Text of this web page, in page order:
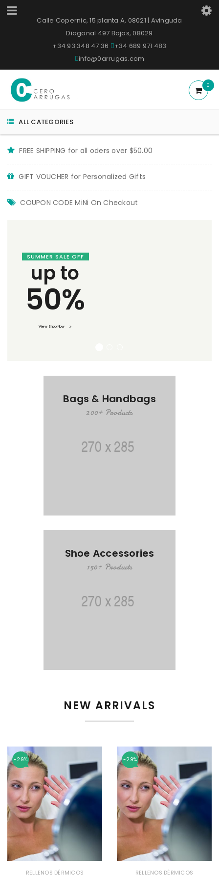
Calle Copernic, 15 planta A, 08021 | Avinguda
Diagonal 497 Bajos, 08029
+34 93 348 47 36
+34 689 971 483
info@0arrugas.com
ALL CATEGORIES
0
FREE SHIPPING for all oders over $50.00
GIFT VOUCHER for Personalized Gifts
COUPON CODE MiNi On Checkout
Bags & Handbags
200+ Products
Shoe Accessories
150+ Products
NEW ARRIVALS
-29%
RELLENOS DÉRMICOS
-29%
RELLENOS DÉRMICOS